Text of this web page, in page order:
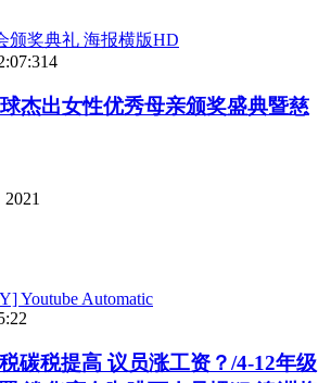
4
杰出女性优秀母亲颁奖盛典暨慈
碳税提高 议员涨工资？/4-12年级